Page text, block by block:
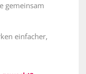
gemeinsam
einfacher,